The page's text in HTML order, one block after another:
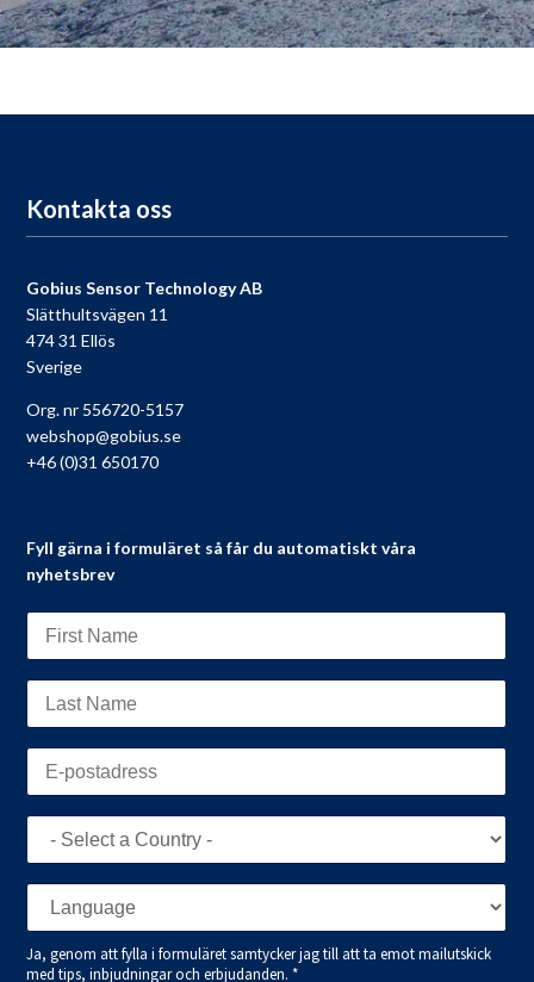
Kontakta oss
Gobius Sensor Technology AB
Slätthultsvägen 11
474 31 Ellös
Sverige
Org. nr 556720-5157
webshop@gobius.se
+46 (0)31 650170
Fyll gärna i formuläret så får du automatiskt våra
nyhetsbrev